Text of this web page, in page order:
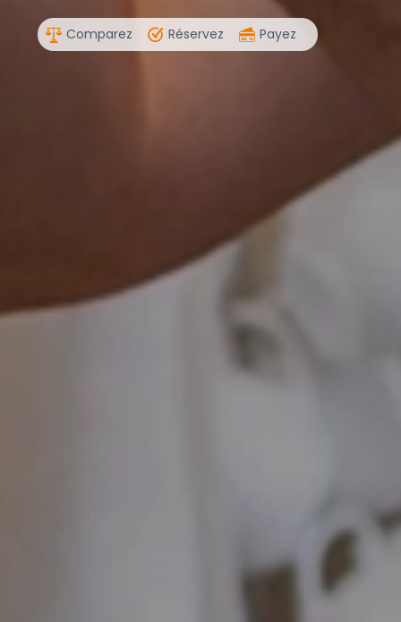
Comparez Réservez Payez